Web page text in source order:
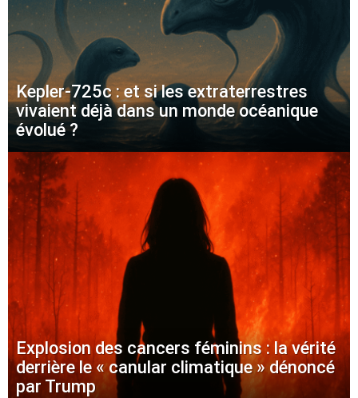
Kepler-725c : et si les extraterrestres
vivaient déjà dans un monde océanique
évolué ?
Explosion des cancers féminins : la vérité
derrière le « canular climatique » dénoncé
par Trump